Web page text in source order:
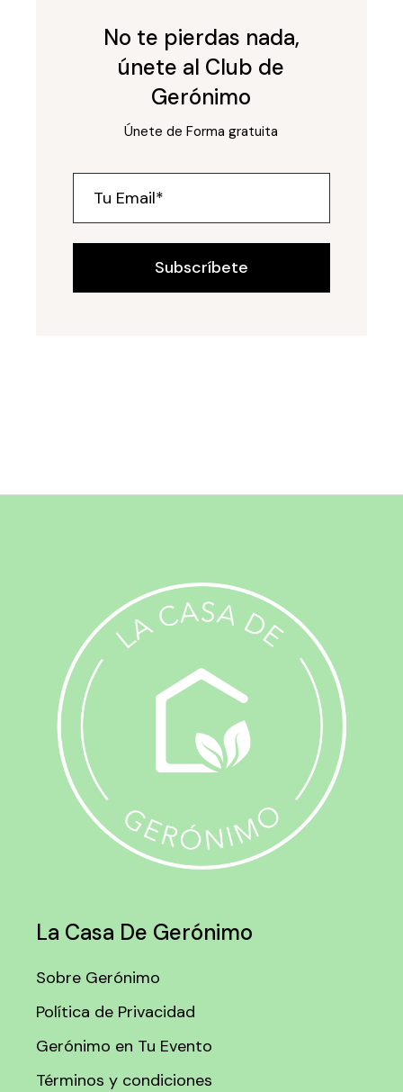
No te pierdas nada,
únete al Club de
Gerónimo
Únete de Forma gratuita
Subscríbete
La Casa De Gerónimo
Sobre Gerónimo
Política de Privacidad
Gerónimo en Tu Evento
Términos y condiciones